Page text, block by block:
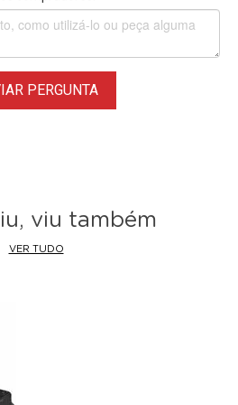
PERGUNTA
viu também
VER TUDO